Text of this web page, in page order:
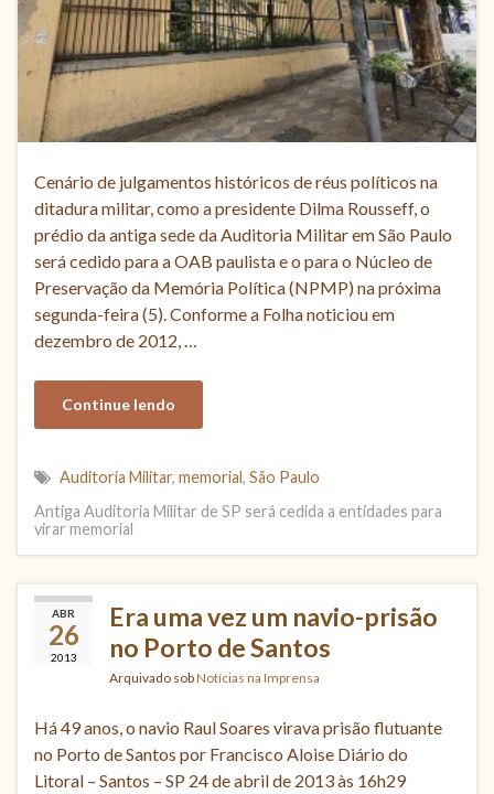
Cenário de julgamentos históricos de réus políticos na
ditadura militar, como a presidente Dilma Rousseff, o
prédio da antiga sede da Auditoria Militar em São Paulo
será cedido para a OAB paulista e o para o Núcleo de
Preservação da Memória Política (NPMP) na próxima
segunda-feira (5). Conforme a Folha noticiou em
dezembro de 2012, …
Continue lendo
Auditoria Militar, memorial, São Paulo
Antiga Auditoria Militar de SP será cedida a entidades para
virar memorial
ABR
26
2013
Era uma vez um navio-prisão
no Porto de Santos
Arquivado sobNotícias na Imprensa
Há 49 anos, o navio Raul Soares virava prisão flutuante
no Porto de Santos por Francisco Aloise Diário do
Litoral – Santos – SP 24 de abril de 2013 às 16h29